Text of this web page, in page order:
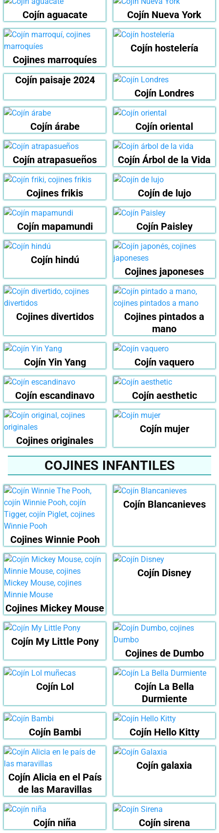
Cojín aguacate Cojín Nueva York
Cojines marroquíes
Cojín hostelería
Cojín paisaje 2024
Cojín Londres
Cojín árabe Cojín oriental
Cojín atrapasueños Cojín Árbol de la Vida
Cojines frikis Cojín de lujo
Cojín mapamundi Cojín Paisley
Cojín hindú
Cojines japoneses
Cojines divertidos
Cojines pintados a
mano
Cojín Yin Yang Cojín vaquero
Cojín escandinavo Cojín aesthetic
Cojines originales
Cojín mujer
COJINES INFANTILES
Cojines Winnie Pooh
Cojín Blancanieves
Cojines Mickey Mouse
Cojín Disney
Cojín My Little Pony
Cojines de Dumbo
Cojín Lol
Cojín La Bella
Durmiente
Cojín Bambi Cojín Hello Kitty
Cojín Alicia en el País
de las Maravillas
Cojín galaxia
Cojín niña Cojín sirena